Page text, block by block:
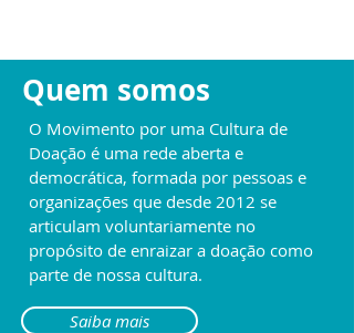
Quem somos
O Movimento por uma Cultura de
Doação é uma rede aberta e
democrática, formada por pessoas e
organizações que desde 2012 se
articulam voluntariamente no
propósito de enraizar a doação como
parte de nossa cultura.
Saiba mais